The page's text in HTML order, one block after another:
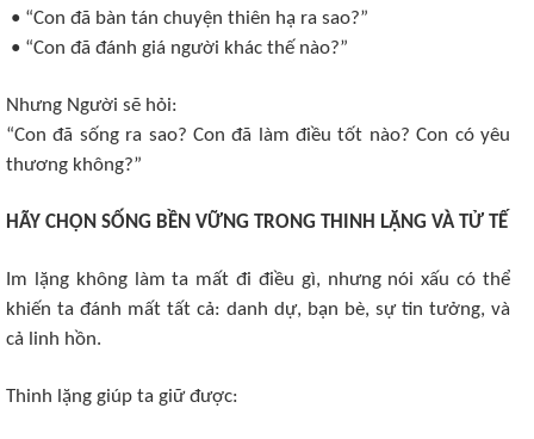
• “Con đã bàn tán chuyện thiên hạ ra sao?”
• “Con đã đánh giá người khác thế nào?”
Nhưng Người sẽ hỏi:
“Con đã sống ra sao? Con đã làm điều tốt nào? Con có yêu
thương không?”
HÃY CHỌN SỐNG BỀN VỮNG TRONG THINH LẶNG VÀ TỬ TẾ
Im lặng không làm ta mất đi điều gì, nhưng nói xấu có thể
khiến ta đánh mất tất cả: danh dự, bạn bè, sự tin tưởng, và
cả linh hồn.
Thinh lặng giúp ta giữ được: